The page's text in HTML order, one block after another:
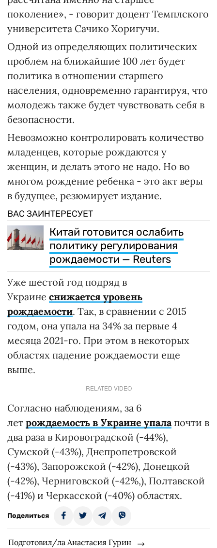
поколение», - говорит доцент Темплского
университета Сачико Хоригучи.
Одной из определяющих политических
проблем на ближайшие 100 лет будет
политика в отношении старшего
населения, одновременно гарантируя, что
молодежь также будет чувствовать себя в
безопасности.
Невозможно контролировать количество
младенцев, которые рождаются у
женщин, и делать этого не надо. Но во
многом рождение ребенка - это акт веры
в будущее, резюмирует издание.
ВАС ЗАИНТЕРЕСУЕТ
Китай готовится ослабить
политику регулирования
рождаемости — Reuters
Уже шестой год подряд в
Украине снижается уровень
рождаемости. Так, в сравнении с 2015
годом, она упала на 34% за первые 4
месяца 2021-го. При этом в некоторых
областях падение рождаемости еще
выше.
RELATED VIDEO
Согласно наблюдениям, за 6
лет рождаемость в Украине упалапочти в
два раза в Кировоградской (-44%),
Сумской (-43%), Днепропетровской
(-43%), Запорожской (-42%), Донецкой
(-42%), Черниговской (-42%,), Полтавской
(-41%) и Черкасской (-40%) областях.
Поделиться
Подготовил/ла Анастасия Гурин